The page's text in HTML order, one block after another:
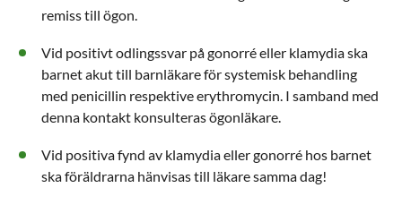
remiss till ögon.
Vid positivt odlingssvar på gonorré eller klamydia ska
barnet akut till barnläkare för systemisk behandling
med penicillin respektive erythromycin. I samband med
denna kontakt konsulteras ögonläkare.
Vid positiva fynd av klamydia eller gonorré hos barnet
ska föräldrarna hänvisas till läkare samma dag!